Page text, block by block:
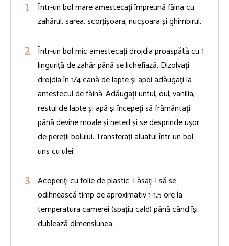
Într-un bol mare amestecați împreună făina cu
zahărul, sarea, scorțișoara, nucșoara și ghimbirul.
Într-un bol mic amestecați drojdia proaspătă cu 1
linguriță de zahăr până se lichefiază. Dizolvați
drojdia în 1/4 cană de lapte și apoi adăugați la
amestecul de făină. Adăugați untul, oul, vanilia,
restul de lapte și apă și începeți să frământați
până devine moale și neted și se desprinde ușor
de pereții bolului. Transferați aluatul într-un bol
uns cu ulei.
Acoperiți cu folie de plastic. Lăsați-l să se
odihnească timp de aproximativ 1-1,5 ore la
temperatura camerei (spațiu cald) până când își
dublează dimensiunea.